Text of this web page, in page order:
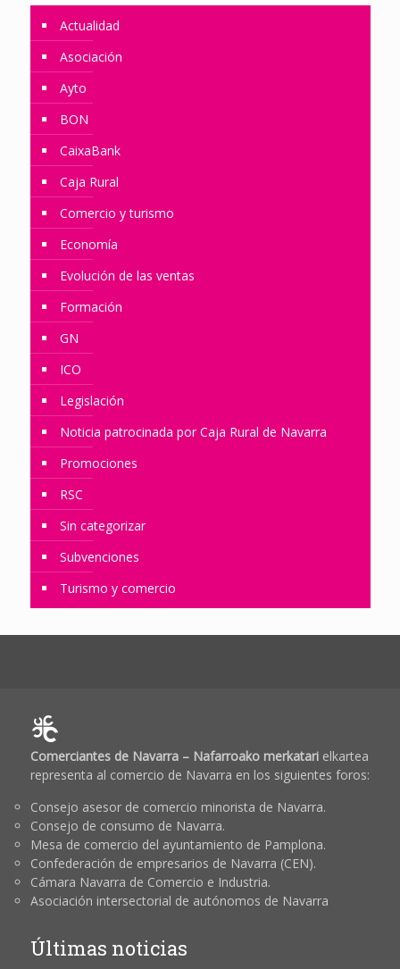
Actualidad
Asociación
Ayto
BON
CaixaBank
Caja Rural
Comercio y turismo
Economía
Evolución de las ventas
Formación
GN
ICO
Legislación
Noticia patrocinada por Caja Rural de Navarra
Promociones
RSC
Sin categorizar
Subvenciones
Turismo y comercio
Comerciantes de Navarra – Nafarroako merkatarielkartea
representa al comercio de Navarra en los siguientes foros:
Consejo asesor de comercio minorista de Navarra.
Consejo de consumo de Navarra.
Mesa de comercio del ayuntamiento de Pamplona.
Confederación de empresarios de Navarra (CEN).
Cámara Navarra de Comercio e Industria.
Asociación intersectorial de autónomos de Navarra
Últimas noticias